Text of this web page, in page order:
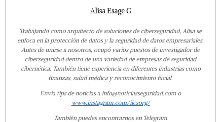
Alisa Esage G
Trabajando como arquitecto de soluciones de ciberseguridad, Alisa se
enfoca en la protección de datos y la seguridad de datos empresariales.
Antes de unirse a nosotros, ocupó varios puestos de investigador de
ciberseguridad dentro de una variedad de empresas de seguridad
cibernética. También tiene experiencia en diferentes industrias como
finanzas, salud médica y reconocimiento facial.
Envía tips de noticias a info@noticiasseguridad.com o
www.instagram.com/iicsorg/
También puedes encontrarnos en Telegram